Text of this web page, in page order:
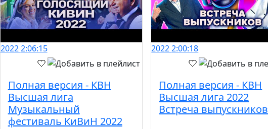
20222:06:15
Полная версия - КВН
Высшая лига
Музыкальный
фестиваль КиВиН 2022
20222:00:18
Полная версия - КВН
Высшая лига 2022
Встреча выпускников